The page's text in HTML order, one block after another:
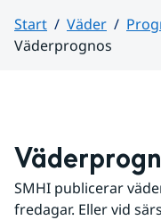
Start Väder
Väderprognos
SMHI publicerar
fredagar. Eller vid